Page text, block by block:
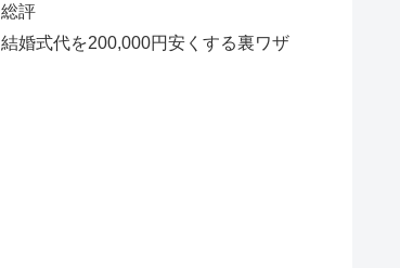
総評
結婚式代を200,000円安くする裏ワザ